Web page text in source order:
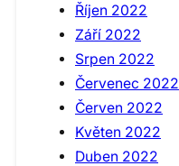
Říjen 2022
Září 2022
Srpen 2022
Červenec 2022
Červen 2022
Květen 2022
Duben 2022